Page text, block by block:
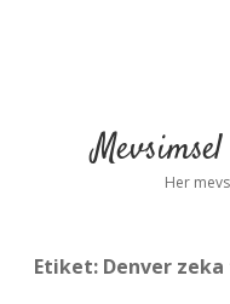
Her
Etiket: Denver